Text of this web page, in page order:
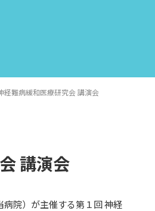
経難病緩和医療研究会 講演会
講演会
病院）が主催する第１回 神経